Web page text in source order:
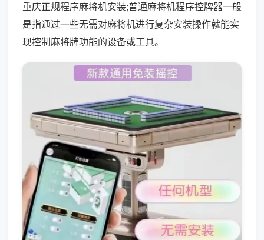
重庆正规程序麻将机安装;普通麻将机程序控牌器一般
是指通过一些无需对麻将机进行复杂安装操作就能实
现控制麻将牌功能的设备或工具。